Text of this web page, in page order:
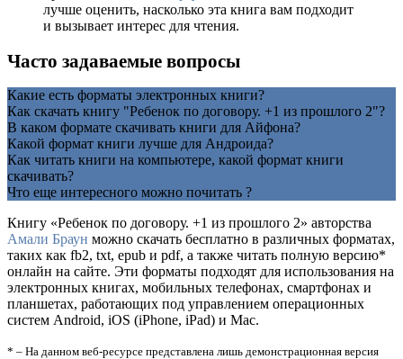
лучше оценить, насколько эта книга вам подходит
и вызывает интерес для чтения.
Часто задаваемые вопросы
Какие есть форматы электронных книги?
Как скачать книгу "Ребенок по договору. +1 из прошлого 2"?
В каком формате скачивать книги для Айфона?
Какой формат книги лучше для Андроида?
Как читать книги на компьютере, какой формат книги
скачивать?
Что еще интересного можно почитать ?
Книгу «Ребенок по договору. +1 из прошлого 2» авторства
Амали Браун можно скачать бесплатно в различных форматах,
таких как fb2, txt, epub и pdf, а также читать полную версию*
онлайн на сайте. Эти форматы подходят для использования на
электронных книгах, мобильных телефонах, смартфонах и
планшетах, работающих под управлением операционных
систем Android, iOS (iPhone, iPad) и Mac.
* – На данном веб-ресурсе представлена лишь демонстрационная версия